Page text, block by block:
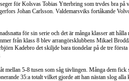
för Kolsvas Tobias Ytterbring som trvdes bra på
Johan Carlsson. Valdemarsviks fortåkande
för sin serie och det är många klasser att
från klass 8 blev arrangörsklubbens Mikael
Kadebro det skiljde bara tiondelar på de tre
mellan 5-8 tusen som såg tävlingen. Många dem
35:a totalt vilket gjorde att han nästan slog alla